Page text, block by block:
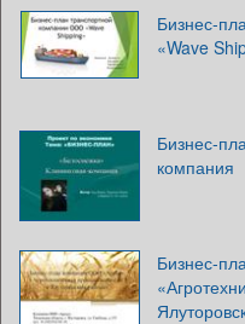
Бизнес-
«Wave
Бизнес-
компания
Бизнес-